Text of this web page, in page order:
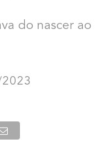
do nascer ao